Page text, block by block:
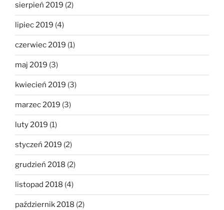
sierpień 2019 (2)
lipiec 2019 (4)
czerwiec 2019 (1)
maj 2019 (3)
kwiecień 2019 (3)
marzec 2019 (3)
luty 2019 (1)
styczeń 2019 (2)
grudzień 2018 (2)
listopad 2018 (4)
październik 2018 (2)